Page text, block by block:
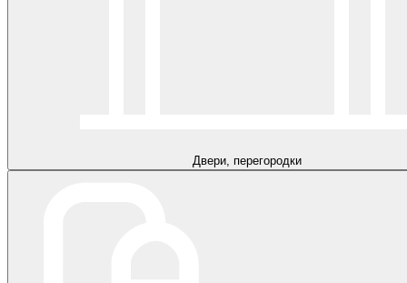
Двери, перегородки